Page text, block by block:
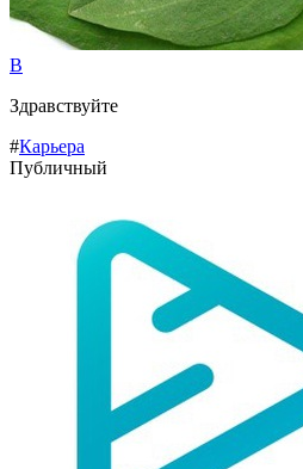
В
Здравствуйте
#Карьера
Публичный